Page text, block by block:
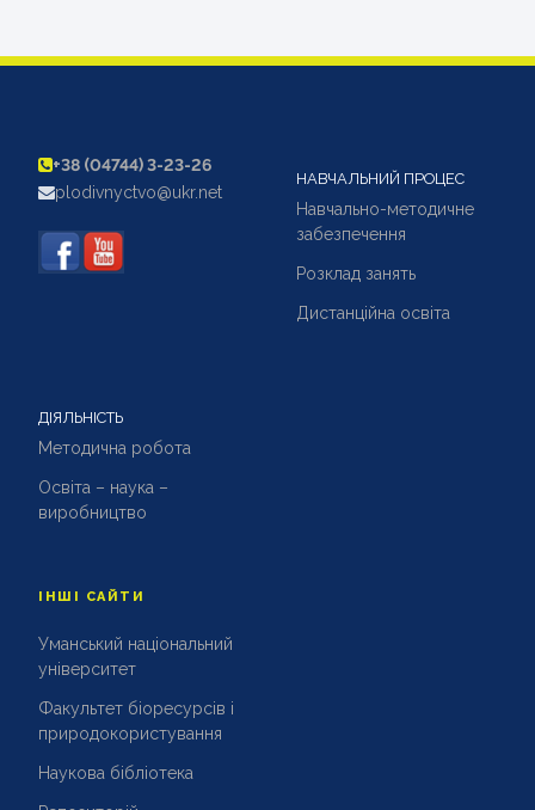
+38 (04744) 3-23-26
plodivnyctvo@ukr.net
НАВЧАЛЬНИЙ ПРОЦЕС
Навчально-методичне
забезпечення
Розклад занять
Дистанційна освіта
ДІЯЛЬНІСТЬ
Методична робота
Освіта – наука –
виробництво
ІНШІ САЙТИ
Уманський національний
університет
Факультет біоресурсів і
природокористування
Наукова бібліотека